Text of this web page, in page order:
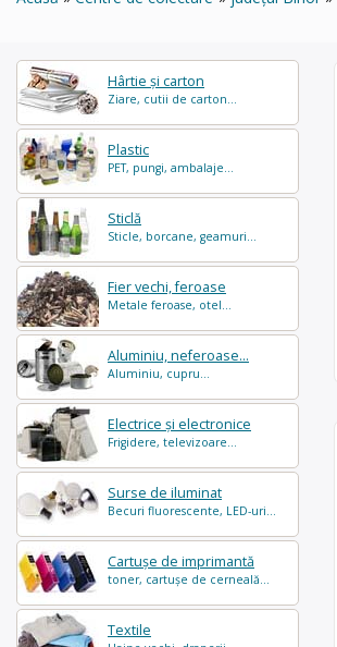
Hârtie și carton
Ziare, cutii de carton...
Plastic
PET, pungi, ambalaje...
Sticlă
Sticle, borcane, geamuri...
Fier vechi, feroase
Metale feroase, otel...
Aluminiu, neferoase...
Aluminiu, cupru...
Electrice și electronice
Frigidere, televizoare...
Surse de iluminat
Becuri fluorescente, LED-uri...
Cartușe de imprimantă
toner, cartușe de cerneală...
Textile